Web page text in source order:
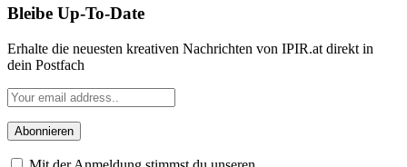
Bleibe Up-To-Date
Erhalte die neuesten kreativen Nachrichten von IPIR.at direkt in
dein Postfach